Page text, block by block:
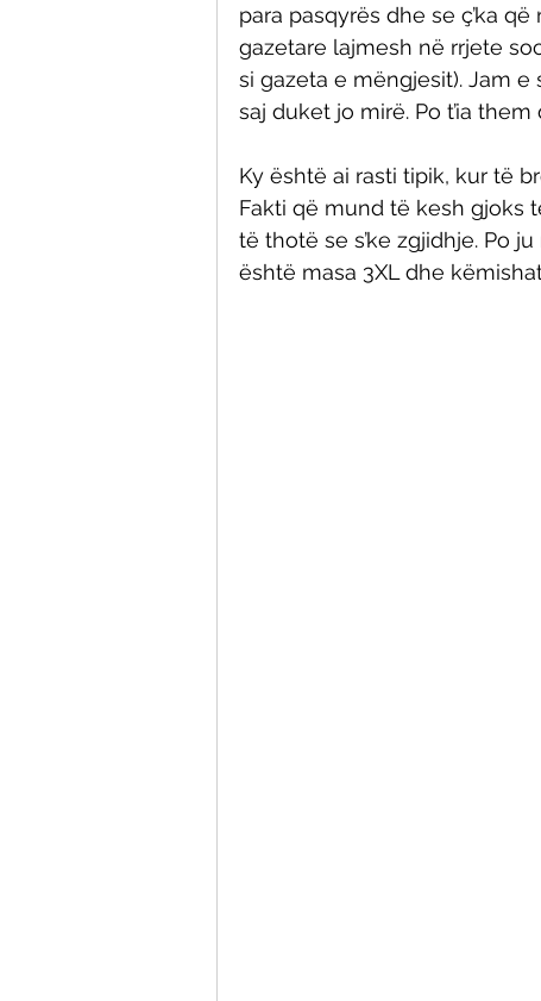
para pasqyrës dhe se ç’ka
gazetare lajmesh në rrjete
si gazeta e mëngjesit). Jam
saj duket jo mirë. Po t’ia
Ky është ai rasti tipik, kur të
Fakti që mund të kesh gjoks
të thotë se s’ke zgjidhje. Po
është masa 3XL dhe